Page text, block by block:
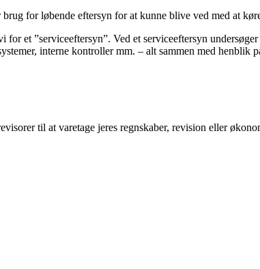
brug for løbende eftersyn for at kunne blive ved med at
for et ”serviceeftersyn”. Ved et serviceeftersyn
interne kontroller mm. – alt sammen med henblik
til at varetage jeres regnskaber, revision eller